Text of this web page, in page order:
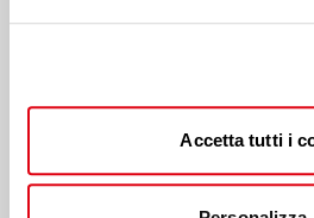
Accetta tutti i
Nahegelegene
Filiale Meran
Freiheitsstrasse 122